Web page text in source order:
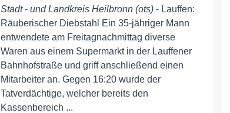
Stadt - und Landkreis Heilbronn (ots)- Lauffen:
Räuberischer Diebstahl Ein 35-jähriger Mann
entwendete am Freitagnachmittag diverse
Waren aus einem Supermarkt in der Lauffener
Bahnhofstraße und griff anschließend einen
Mitarbeiter an. Gegen 16:20 wurde der
Tatverdächtige, welcher bereits den
Kassenbereich ...